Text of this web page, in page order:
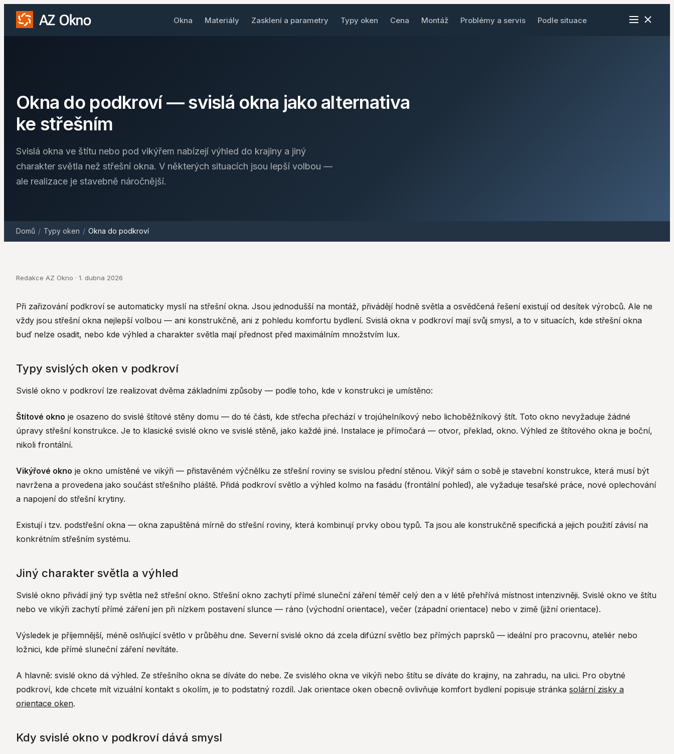
Okna Materiály Zasklení a parametry Typy oken Cena Montáž Problémy a servis Podle situace
Okna do podkroví — svislá okna jako alternativa
ke střešním
Svislá okna ve štítu nebo pod vikýřem nabízejí výhled do krajiny a jiný
charakter světla než střešní okna. V některých situacích jsou lepší volbou —
ale realizace je stavebně náročnější.
Domů / Typy oken / Okna do podkroví
Redakce AZ Okno · 1. dubna 2026
Při zařizování podkroví se automaticky myslí na střešní okna. Jsou jednodušší na montáž, přivádějí hodně světla a osvědčená řešení existují od desítek výrobců. Ale ne
vždy jsou střešní okna nejlepší volbou — ani konstrukčně, ani z pohledu komfortu bydlení. Svislá okna v podkroví mají svůj smysl, a to v situacích, kde střešní okna
buď nelze osadit, nebo kde výhled a charakter světla mají přednost před maximálním množstvím lux.
Typy svislých oken v podkroví
Svislé okno v podkroví lze realizovat dvěma základními způsoby — podle toho, kde v konstrukci je umístěno:
Štítové okno je osazeno do svislé štítové stěny domu — do té části, kde střecha přechází v trojúhelníkový nebo lichoběžníkový štít. Toto okno nevyžaduje žádné
úpravy střešní konstrukce. Je to klasické svislé okno ve svislé stěně, jako každé jiné. Instalace je přímočará — otvor, překlad, okno. Výhled ze štítového okna je boční,
nikoli frontální.
Vikýřové okno je okno umístěné ve vikýři — přistavěném výčnělku ze střešní roviny se svislou přední stěnou. Vikýř sám o sobě je stavební konstrukce, která musí být
navržena a provedena jako součást střešního pláště. Přidá podkroví světlo a výhled kolmo na fasádu (frontální pohled), ale vyžaduje tesařské práce, nové oplechování
a napojení do střešní krytiny.
Existují i tzv. podstřešní okna — okna zapuštěná mírně do střešní roviny, která kombinují prvky obou typů. Ta jsou ale konstrukčně specifická a jejich použití závisí na
konkrétním střešním systému.
Jiný charakter světla a výhled
Svislé okno přivádí jiný typ světla než střešní okno. Střešní okno zachytí přímé sluneční záření téměř celý den a v létě přehřívá místnost intenzivněji. Svislé okno ve štítu
nebo ve vikýři zachytí přímé záření jen při nízkem postavení slunce — ráno (východní orientace), večer (západní orientace) nebo v zimě (jižní orientace).
Výsledek je příjemnější, méně oslňující světlo v průběhu dne. Severní svislé okno dá zcela difúzní světlo bez přímých paprsků — ideální pro pracovnu, ateliér nebo
ložnici, kde přímé sluneční záření nevítáte.
A hlavně: svislé okno dá výhled. Ze střešního okna se díváte do nebe. Ze svislého okna ve vikýři nebo štítu se díváte do krajiny, na zahradu, na ulici. Pro obytné
podkroví, kde chcete mít vizuální kontakt s okolím, je to podstatný rozdíl. Jak orientace oken obecně ovlivňuje komfort bydlení popisuje stránka solární zisky a
orientace oken.
Kdy svislé okno v podkroví dává smysl